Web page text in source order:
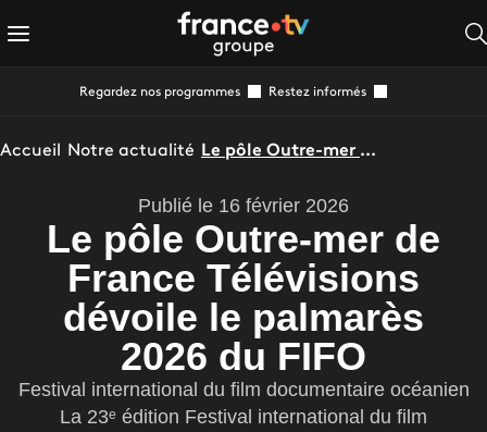
Regardez nos programmes Restez informés
Accueil Notre actualité Le pôle Outre-mer de France Télévisions dévoile le palmarès 2026 du FIFO
Publié le 16 février 2026
Le pôle Outre-mer de
France Télévisions
dévoile le palmarès
2026 du FIFO
Festival international du film documentaire océanien
La 23ᵉ édition Festival international du film